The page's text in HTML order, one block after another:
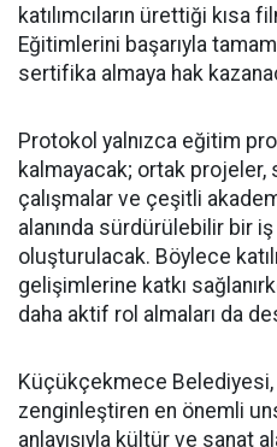
katılımcıların ürettiği
Eğitimlerini başarıyla
sertifika almaya hak
Protokol yalnızca eğitim
kalmayacak; ortak projeler,
çalışmalar ve çeşitli
alanında sürdürülebilir bir
oluşturulacak. Böylece
gelişimlerine katkı
daha aktif rol almaları da
Küçükçekmece Belediyesi,
zenginleştiren en önemli
anlayışıyla kültür ve sanat